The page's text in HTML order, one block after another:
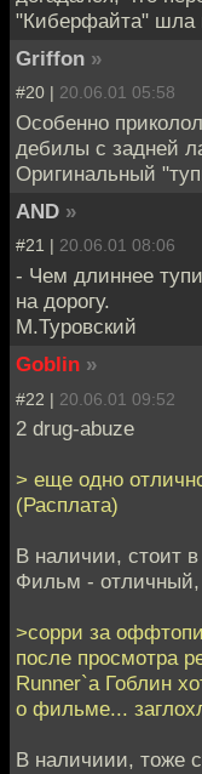
"Киберфайта" шла
Griffon »
#20 | 20.06.01 05:58
Особенно
дебилы с задней
Оригинальный
AND »
#21 | 20.06.01 08:06
- Чем длиннее
на дорогу.
М.Туровский
Goblin »
#22 | 20.06.01 09:52
2 drug-abuze
> еще одно
(Расплата)
В наличии, стоит
Фильм - отличный,
>сорри за
после просмотра
Runner`а Гоблин
о фильме...
В наличиии, тоже